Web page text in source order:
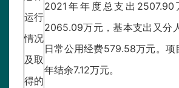
运行
情况
及取
得的
2021年年度总支出
2065.09万元，基本支出又分
日常公用经费579.58万元。
年结余7.12万元。